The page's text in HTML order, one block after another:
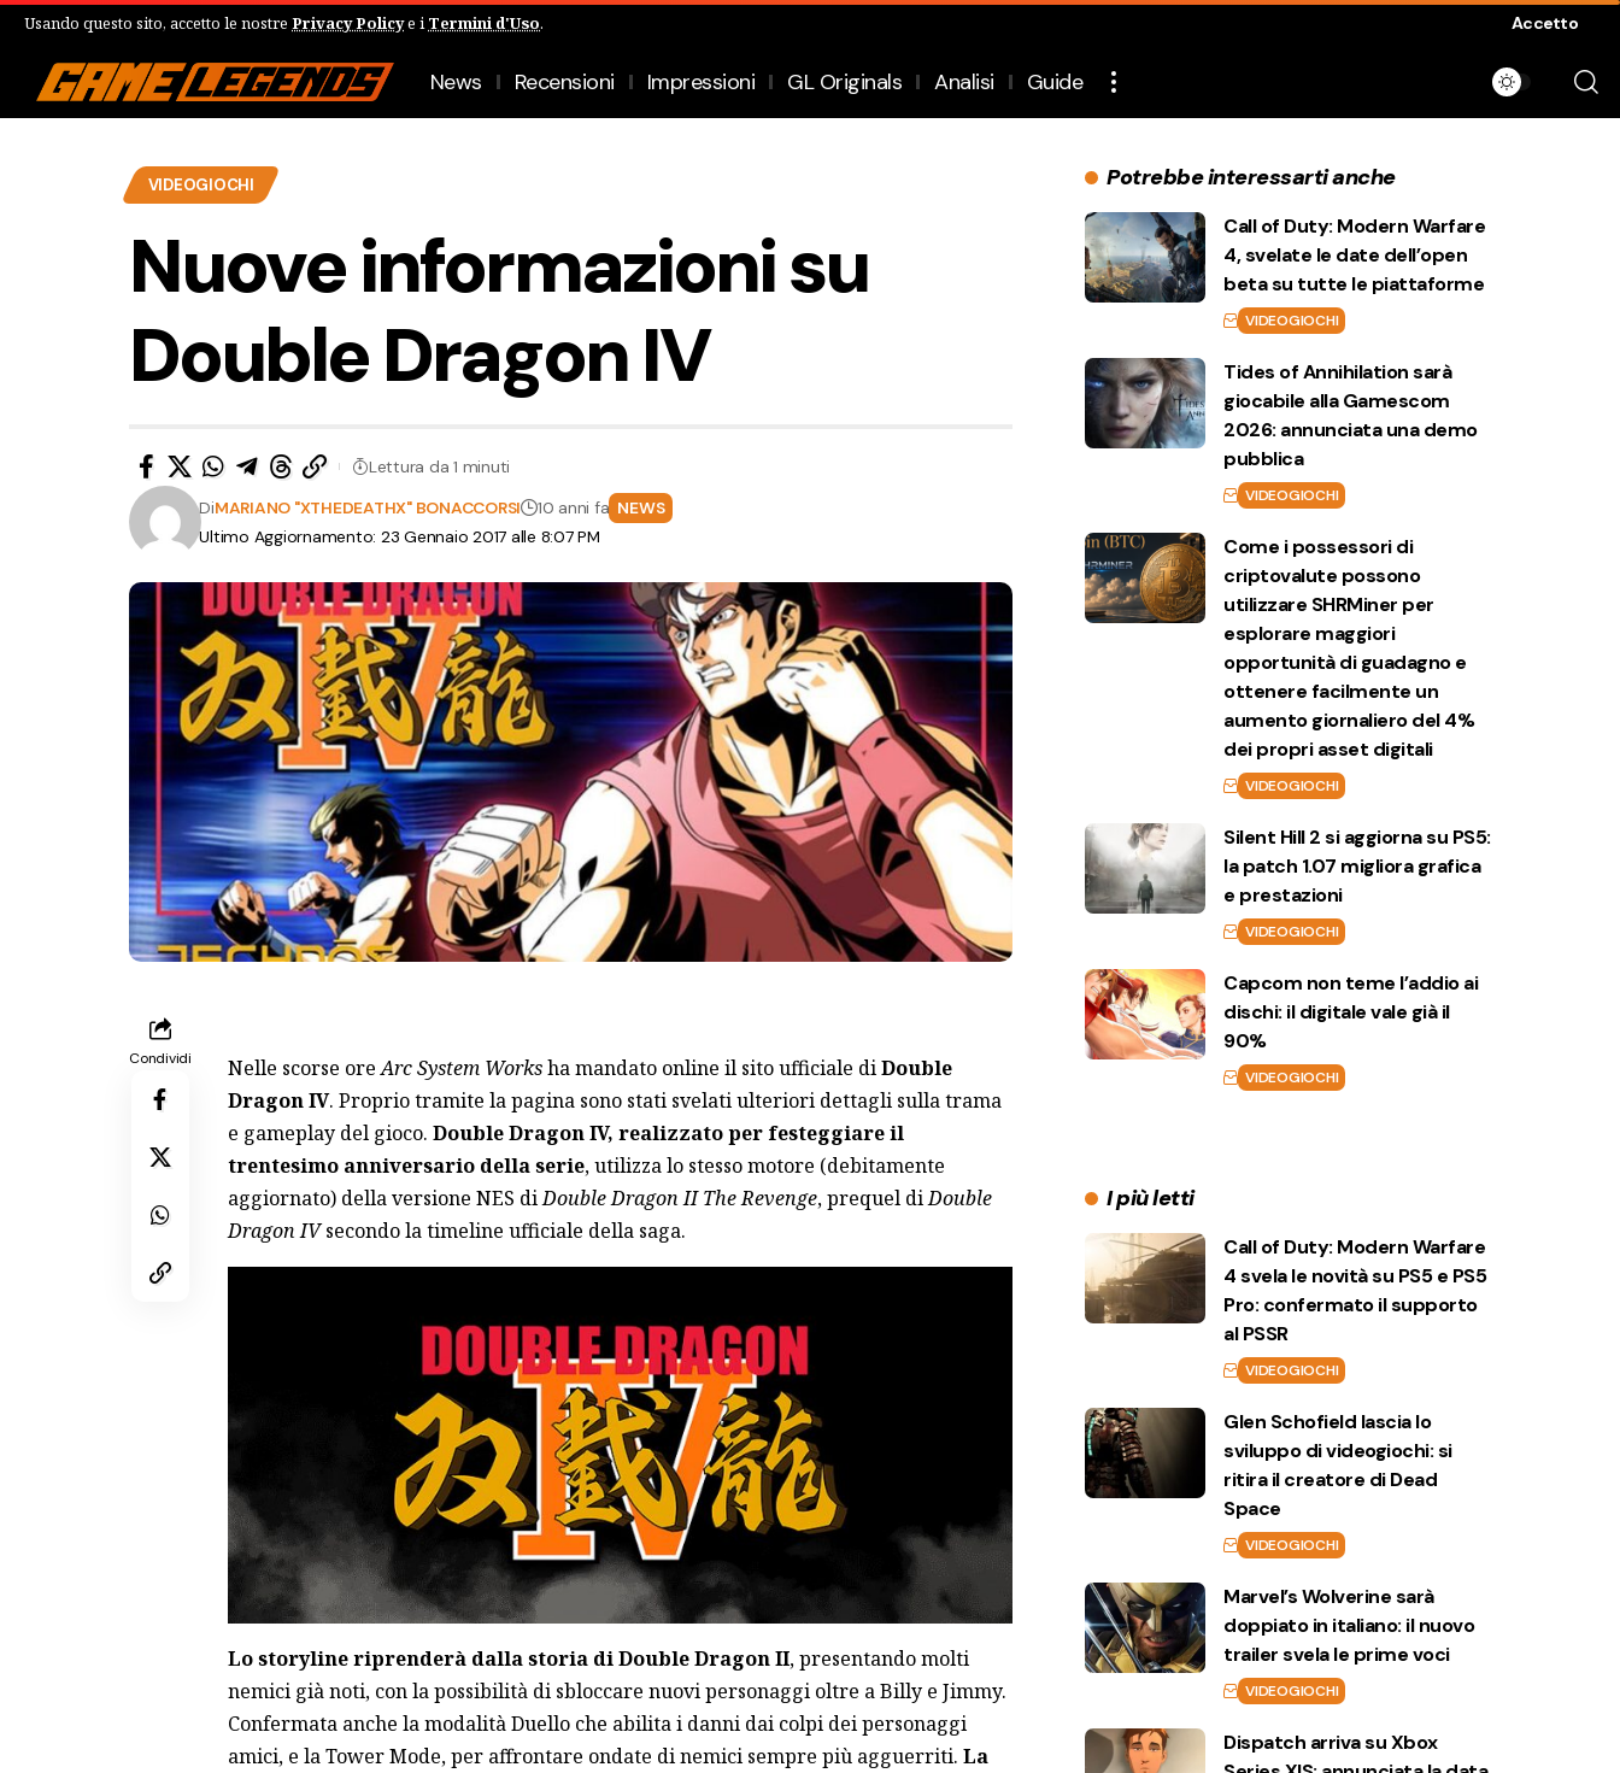
Usando questo sito, accetto le nostre Privacy Policye i Termini d'Uso. Accetto
News Recensioni Impressioni GL Originals Analisi Guide
VIDEOGIOCHI
Nuove informazioni su
Double Dragon IV
Ultimo Aggiornamento: 23 Gennaio 2017 alle 8:07 PM
DiMARIANO "XTHEDEATHX" BONACCORSI 10 anni fa NEWS
Lettura da 1 minuti
Condividi Nelle scorse oreArc System Worksha mandato online il sito ufficiale diDouble
Dragon IV. Proprio tramite la pagina sono stati svelati ulteriori dettagli sulla trama
e gameplay del gioco. Double Dragon IV, realizzato per festeggiare il
trentesimo anniversario della serie, utilizza lo stesso motore (debitamente
aggiornato) della versione NES diDouble Dragon II The Revenge, prequel diDouble
Dragon IVsecondo la timeline ufficiale della saga.
Lo storyline riprenderà dalla storia di Double Dragon II, presentando molti
nemici già noti, con la possibilità di sbloccare nuovi personaggi oltre a Billy e Jimmy.
Confermata anche la modalità Duello che abilita i danni dai colpi dei personaggi
amici, e la Tower Mode, per affrontare ondate di nemici sempre più agguerriti. La
Potrebbe interessarti anche
Call of Duty: Modern Warfare
4, svelate le date dell’open
beta su tutte le piattaforme
VIDEOGIOCHI
Tides of Annihilation sarà
giocabile alla Gamescom
2026: annunciata una demo
pubblica
VIDEOGIOCHI
Come i possessori di
criptovalute possono
utilizzare SHRMiner per
esplorare maggiori
opportunità di guadagno e
ottenere facilmente un
aumento giornaliero del 4%
dei propri asset digitali
VIDEOGIOCHI
Silent Hill 2 si aggiorna su PS5:
la patch 1.07 migliora grafica
e prestazioni
VIDEOGIOCHI
Capcom non teme l’addio ai
dischi: il digitale vale già il
90%
VIDEOGIOCHI
I più letti
Call of Duty: Modern Warfare
4 svela le novità su PS5 e PS5
Pro: confermato il supporto
al PSSR
VIDEOGIOCHI
Glen Schofield lascia lo
sviluppo di videogiochi: si
ritira il creatore di Dead
Space
VIDEOGIOCHI
Marvel’s Wolverine sarà
doppiato in italiano: il nuovo
trailer svela le prime voci
VIDEOGIOCHI
Dispatch arriva su Xbox